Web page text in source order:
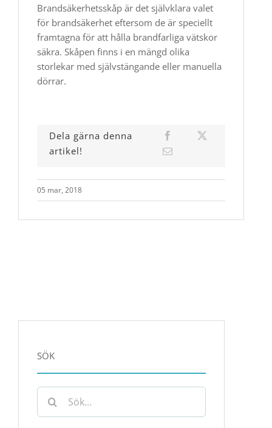
Brandsäkerhetsskåp är det självklara valet
för brandsäkerhet eftersom de är speciellt
framtagna för att hålla brandfarliga vätskor
säkra. Skåpen finns i en mängd olika
storlekar med självstängande eller manuella
dörrar.
Dela gärna denna
artikel!
05 mar, 2018
SÖK
Sök
efter: